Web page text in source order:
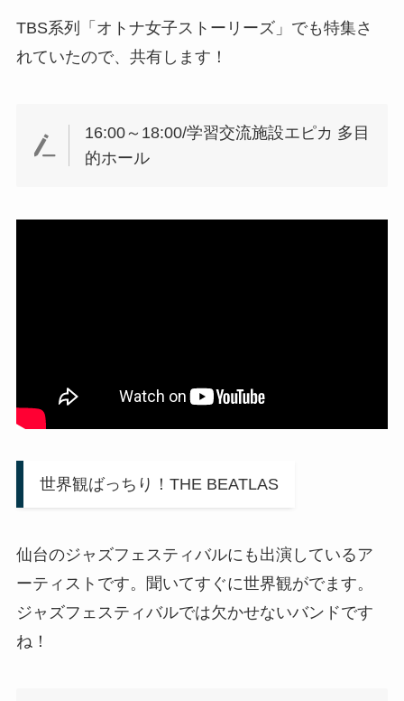
TBS系列「オトナ女子ストーリーズ」でも特集さ
れていたので、共有します！
16:00～18:00/学習交流施設エピカ 多目
的ホール
世界観ばっちり！THE BEATLAS
仙台のジャズフェスティバルにも出演しているア
ーティストです。聞いてすぐに世界観がでます。
ジャズフェスティバルでは欠かせないバンドです
ね！